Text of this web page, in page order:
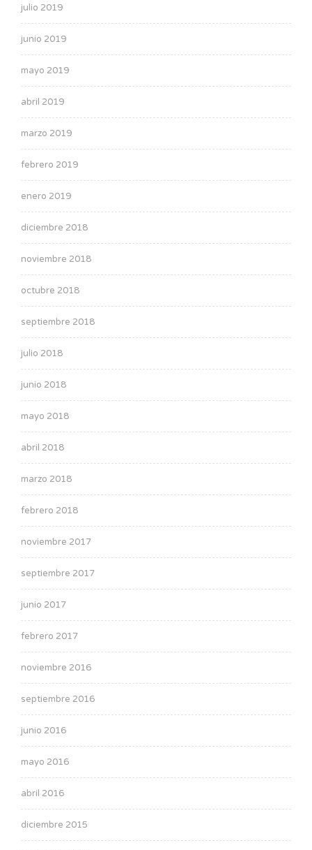
julio 2019
junio 2019
mayo 2019
abril 2019
marzo 2019
febrero 2019
enero 2019
diciembre 2018
noviembre 2018
octubre 2018
septiembre 2018
julio 2018
junio 2018
mayo 2018
abril 2018
marzo 2018
febrero 2018
noviembre 2017
septiembre 2017
junio 2017
febrero 2017
noviembre 2016
septiembre 2016
junio 2016
mayo 2016
abril 2016
diciembre 2015